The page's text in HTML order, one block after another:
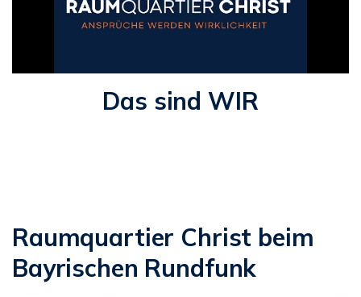
Das sind WIR
Raumquartier Christ beim
Bayrischen Rundfunk